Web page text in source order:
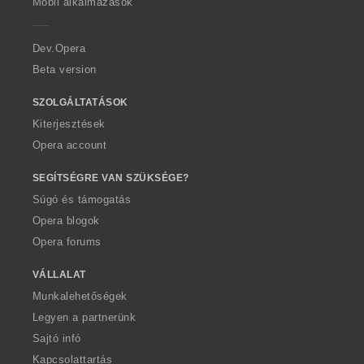
a
Dev.Opera
Beta version
SZOLGÁLTATÁSOK
Kiterjesztések
Opera account
SEGÍTSÉGRE VAN SZÜKSÉGE?
Súgó és támogatás
Opera blogok
Opera forums
VÁLLALAT
Munkalehetőségek
Legyen a partnerünk
Sajtó infó
Kapcsolattartás